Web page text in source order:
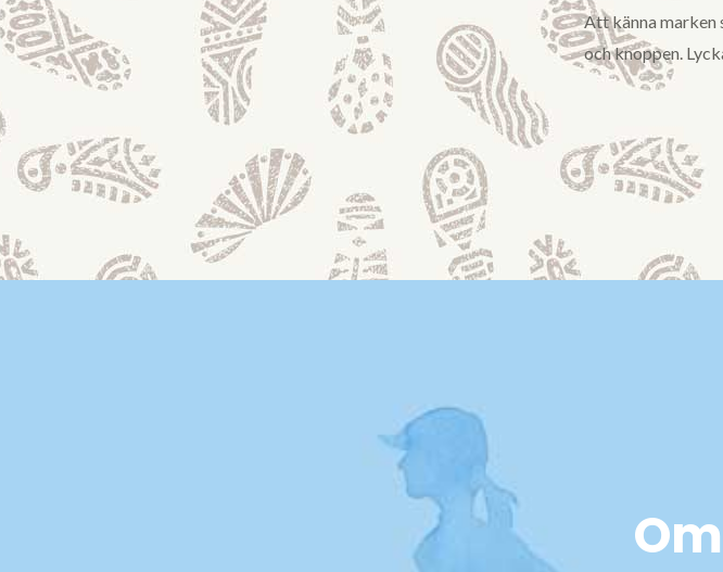
Att känna marken
och knoppen.